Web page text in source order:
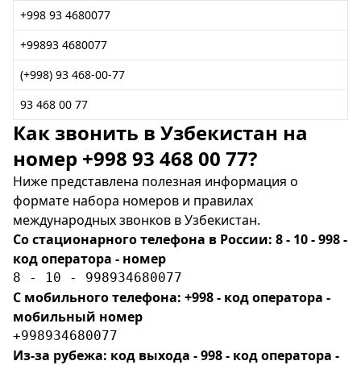
+998 93 4680077
+99893 4680077
(+998) 93 468-00-77
93 468 00 77
Как звонить в Узбекистан на
номер +998 93 468 00 77?
Ниже представлена полезная информация о
формате набора номеров и правилах
международных звонков в Узбекистан.
Со стационарного телефона в России: 8 - 10 - 998 -
код оператора - номер
8 - 10 - 998934680077
С мобильного телефона: +998 - код оператора -
мобильный номер
+998934680077
Из-за рубежа: код выхода - 998 - код оператора -